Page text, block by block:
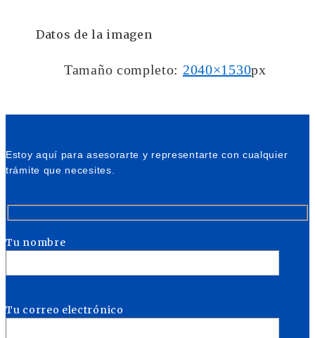
Datos de la imagen
Tamaño completo: 2040×1530px
Estoy aquí para asesorarte y representarte con cualquier
trámite que necesites.
Tu nombre
Tu correo electrónico